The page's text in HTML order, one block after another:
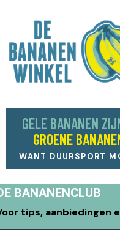
GELE BANANEN
GROENE
WANT DUURSPORT
BANANENCLUB
tips, aanbiedingen